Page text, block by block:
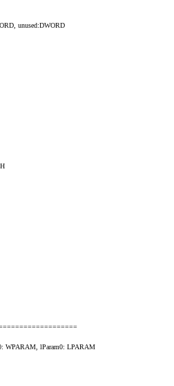
unused:DWORD
WPARAM, lParam0: LPARAM